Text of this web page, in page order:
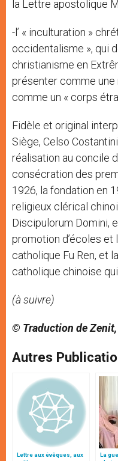
la Lettre apostolique
-l’ « inculturation »
occidentalisme », qui
christianisme en
présenter comme
comme un « corps
Fidèle et original
Siège, Celso
réalisation au concile
consécration des
1926, la fondation en
religieux clérical
Discipulorum Domini,
promotion d’écoles et
catholique Fu Ren, et
catholique chinoise
(à suivre)
© Traduction de Zenit,
Autres
Lettre aux évêques, aux
La